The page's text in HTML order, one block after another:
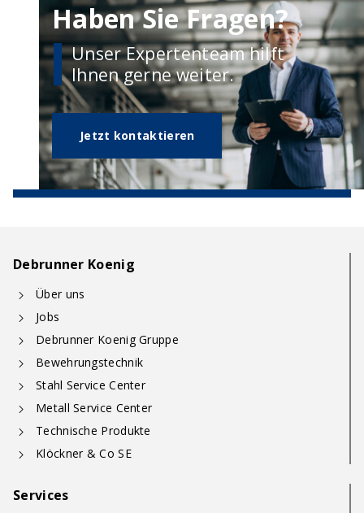
Haben Sie Fragen?
Unser Expertenteam hilft
Ihnen gerne weiter.
Jetzt kontaktieren
Debrunner Koenig
Über uns
Jobs
Debrunner Koenig Gruppe
Bewehrungstechnik
Stahl Service Center
Metall Service Center
Technische Produkte
Klöckner & Co SE
Services